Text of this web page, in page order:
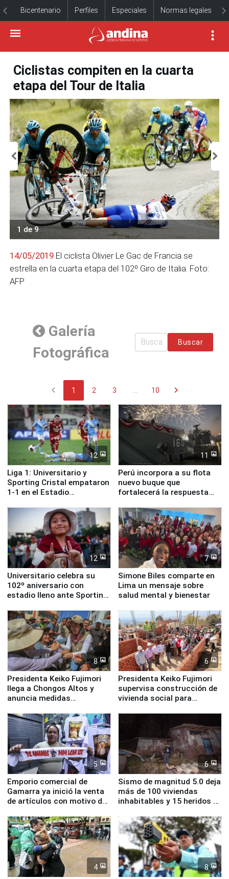
Bicentenario Perfiles Especiales Normas legales
Ciclistas compiten en la cuarta
etapa del Tour de Italia
1 de 9
14/05/2019 El ciclista Olivier Le Gac de Francia se
estrella en la cuarta etapa del 102º Giro de Italia. Foto:
AFP
Galería
Fotográfica
Buscar
chevron_left 1 2 3 10 chevron_right
12
Liga 1: Universitario y
Sporting Cristal empataron
1-1 en el Estadio
11
Perú incorpora a su flota
nuevo buque que
fortalecerá la respuesta
12
Universitario celebra su
102º aniversario con
estadio lleno ante Sporting
7
Simone Biles comparte en
Lima un mensaje sobre
salud mental y bienestar
8
Presidenta Keiko Fujimori
llega a Chongos Altos y
anuncia medidas
educación, salud y empleo
6
Presidenta Keiko Fujimori
supervisa construcción de
vivienda social para
5
Emporio comercial de
Gamarra ya inició la venta
de artículos con motivo de
6
Sismo de magnitud 5.0 deja
más de 100 viviendas
inhabitables y 15 heridos en
4 8